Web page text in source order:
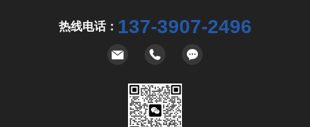
热线电话： 137-3907-2496